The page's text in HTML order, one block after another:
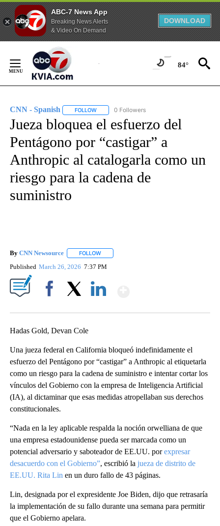
ABC-7 News App
Breaking News Alerts
& Video On Demand
DOWNLOAD
Content
84°
CNN - Spanish FOLLOW FOLLOW "CNN - SPANISH" TO RECEIVE
0 Followers
Jueza bloquea el esfuerzo del
Pentágono por “castigar” a
Anthropic al catalogarla como un
riesgo para la cadena de
suministro
By CNN Newsource FOLLOW
Published March 26, 2026 7:37 PM
Hadas Gold, Devan Cole
Una jueza federal en California bloqueó indefinidamente el
esfuerzo del Pentágono por “castigar” a Anthropic al etiquetarla
como un riesgo para la cadena de suministro e intentar cortar los
vínculos del Gobierno con la empresa de Inteligencia Artificial
(IA), al dictaminar que esas medidas atropellaban sus derechos
constitucionales.
“Nada en la ley aplicable respalda la noción orwelliana de que
una empresa estadounidense pueda ser marcada como un
potencial adversario y saboteador de EE.UU. porexpresar
desacuerdo con el Gobierno”, escribió la jueza de distrito de
EE.UU. Rita Lin en un duro fallo de 43 páginas.
Lin, designada por el expresidente Joe Biden, dijo que retrasaría
la implementación de su fallo durante una semana para permitir
que el Gobierno apelara.